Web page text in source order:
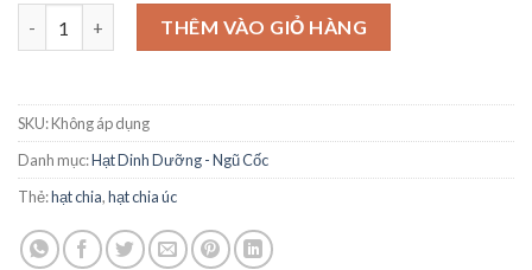
THÊM VÀO GIỎ HÀNG
SKU:Không áp dụng
Danh mục:Hạt Dinh Dưỡng - Ngũ Cốc
Thẻ:hạt chia,hạt chia úc